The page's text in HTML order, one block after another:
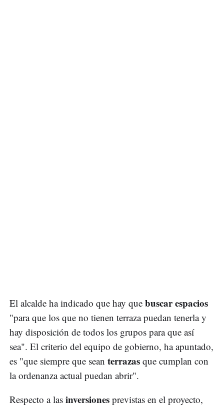
El alcalde ha indicado que hay que buscar espacios
"para que los que no tienen terraza puedan tenerla y
hay disposición de todos los grupos para que así
sea". El criterio del equipo de gobierno, ha apuntado,
es "que siempre que sean terrazas que cumplan con
la ordenanza actual puedan abrir".
Respecto a las inversiones previstas en el proyecto,